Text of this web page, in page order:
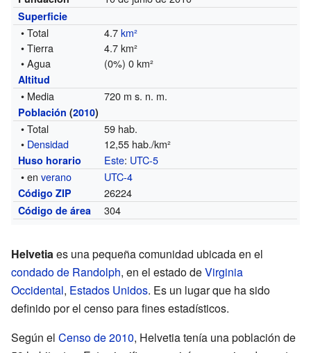
Superficie
• Total 4.7km²
• Tierra
4.7 km²
• Agua
(0%) 0 km²
Altitud
• Media 720 m s. n. m.
Población (2010)
• Total
59 hab.
• Densidad 12,55 hab./km²
Huso horario Este: UTC-5
• enverano UTC-4
Código ZIP 26224
Código de área 304
Helvetiaes una pequeña comunidad ubicada en el
condado de Randolph, en el estado deVirginia
Occidental, Estados Unidos. Es un lugar que ha sido
definido por el censo para fines estadísticos.
Según el Censo de 2010, Helvetia tenía una población de